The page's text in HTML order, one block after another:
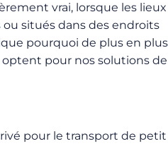
vrai, lorsque les lieux
situés dans des endroits
pourquoi de plus en plus
pour nos solutions de
pour le transport de petit